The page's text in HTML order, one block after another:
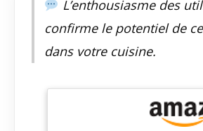
L’enthousiasme des
confirme le potentiel de
dans votre cuisine.